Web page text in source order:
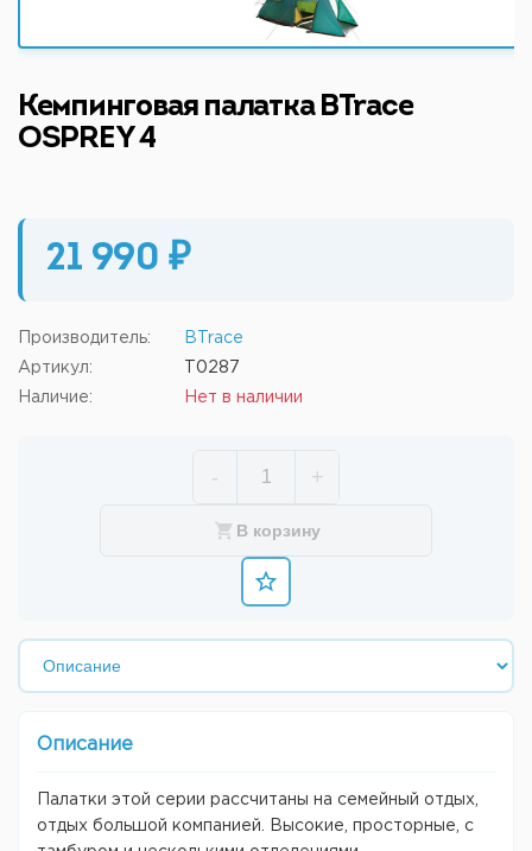
Кемпинговая палатка BTrace
OSPREY 4
21 990 ₽
Производитель: BTrace
Артикул: T0287
Наличие: Нет в наличии
- +
В корзину
Описание
Палатки этой серии рассчитаны на семейный отдых,
отдых большой компанией. Высокие, просторные, с